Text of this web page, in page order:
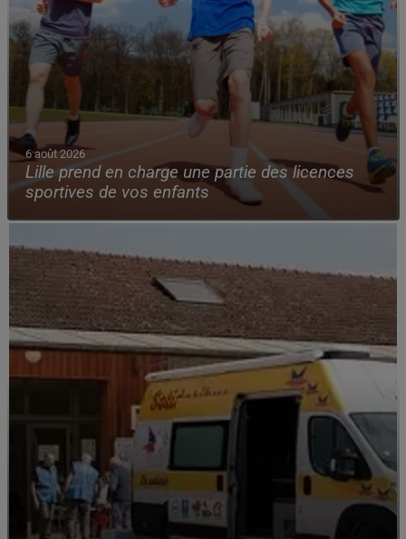
6 août 2026
Lille prend en charge une partie des licences
sportives de vos enfants